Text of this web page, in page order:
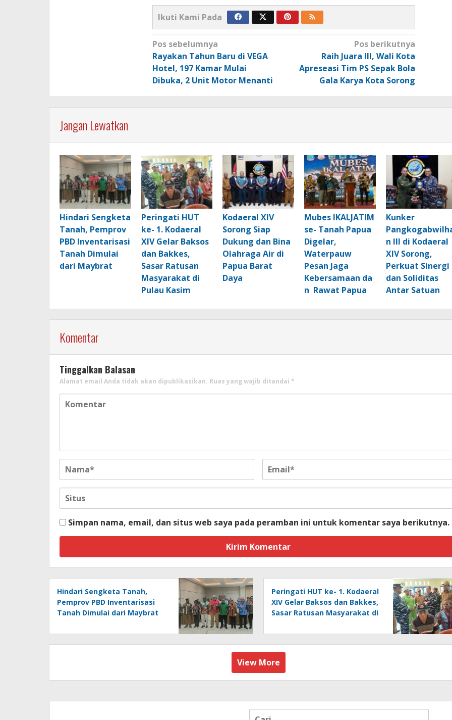
Ikuti Kami Pada
Navigasi
pos
Pos sebelumnya
Rayakan Tahun Baru di VEGA
Hotel, 197 Kamar Mulai
Dibuka, 2 Unit Motor Menanti
Pos berikutnya
Raih Juara III, Wali Kota
Apreseasi Tim PS Sepak Bola
Gala Karya Kota Sorong
Jangan Lewatkan
Hindari Sengketa
Tanah, Pemprov
PBD Inventarisasi
Tanah Dimulai
dari Maybrat
Peringati HUT
ke- 1. Kodaeral
XIV Gelar Baksos
dan Bakkes,
Sasar Ratusan
Masyarakat di
Pulau Kasim
Kodaeral XIV
Sorong Siap
Dukung dan Bina
Olahraga Air di
Papua Barat
Daya
Mubes IKALJATIM
se- Tanah Papua
Digelar,
Waterpauw
Pesan Jaga
Kebersamaan da
n Rawat Papua
Kunker
n III di Kodaeral
XIV Sorong,
Perkuat Sinergi
dan Soliditas
Antar Satuan
Komentar
Tinggalkan Balasan
Alamat email Anda tidak akan dipublikasikan. Ruas yang wajib ditandai *
Simpan nama, email, dan situs web saya pada peramban ini untuk komentar saya berikutnya.
Hindari Sengketa Tanah,
Pemprov PBD Inventarisasi
Tanah Dimulai dari Maybrat
Peringati HUT ke- 1. Kodaeral
XIV Gelar Baksos dan Bakkes,
Sasar Ratusan Masyarakat di
View More
Cari